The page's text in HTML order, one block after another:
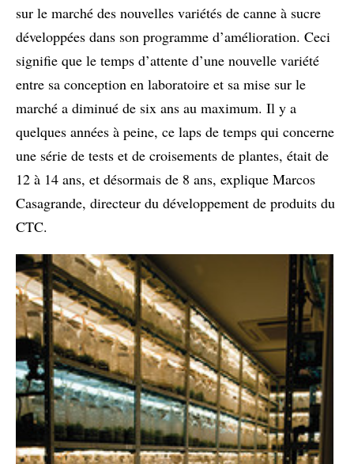
sur le marché des nouvelles variétés de canne à sucre
développées dans son programme d’amélioration. Ceci
signifie que le temps d’attente d’une nouvelle variété
entre sa conception en laboratoire et sa mise sur le
marché a diminué de six ans au maximum. Il y a
quelques années à peine, ce laps de temps qui concerne
une série de tests et de croisements de plantes, était de
12 à 14 ans, et désormais de 8 ans, explique Marcos
Casagrande, directeur du développement de produits du
CTC.